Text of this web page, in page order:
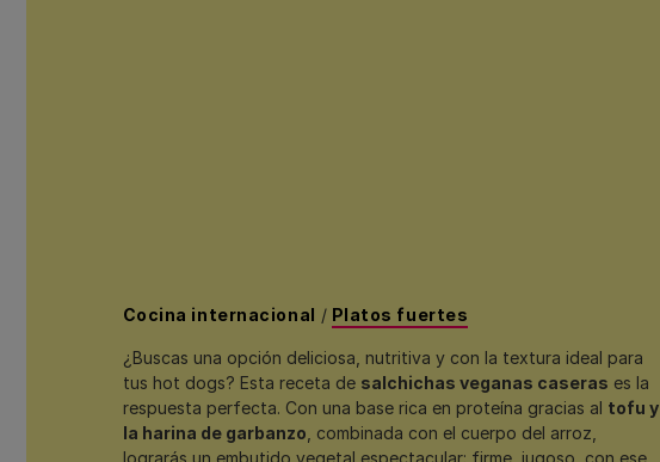
Cocina internacional / Platos fuertes
¿Buscas una opción deliciosa, nutritiva y con la textura ideal para
tus hot dogs? Esta receta de salchichas veganas caseras es la
respuesta perfecta. Con una base rica en proteína gracias al tofu y
la harina de garbanzo , combinada con el cuerpo del arroz,
lograrás un embutido vegetal espectacular: firme, jugoso, con ese